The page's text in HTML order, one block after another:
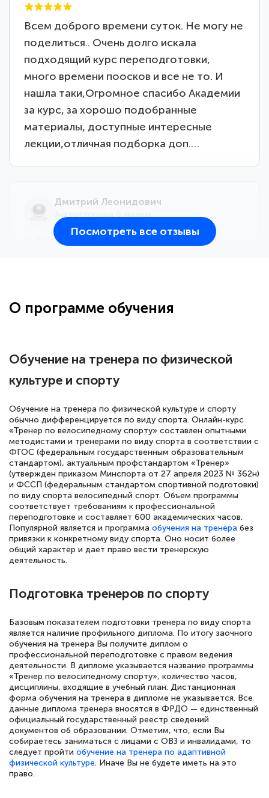
Всем доброго времени суток. Не могу не
поделиться.. Очень долго искала
подходящий курс переподготовки,
много времени поосков и все не то. И
нашла таки,Огромное спасибо Академии
за курс, за хорошо подобранные
материалы, доступные интересные
лекции,отличная подборка доп.…
Дмитрий Леонидович
большое количество методических
Знаток города 5 уровня
18 марта 2026
Выражаю благодарность за курс
повышения квалификации "Эксперт ЕГЭ по
русскому языку и литературе". Много
полезных материалов помогли
подготовиться к тестированию. Это
книги, методические рекомендации,
статьи. Времени на подготовку
аттестацию в школе. Спасибо!
Евгения Коротких
Знаток города 2 уровня
12 марта 2026
Спасибо большое Академии! Грамотное,
вежливое сопровождение! Всё чётко и
понятно! Проходила повышение
квалификации. Ещё раз - СПАСИБО!
Посмотреть все отзывы
О программе обучения
Обучение на тренера по физической
культуре и спорту
Обучение на тренера по физической культуре и спорту
обычно дифференцируется по виду спорта. Онлайн-курс
«Тренер по велосипедному спорту» составлен опытными
методистами и тренерами по виду спорта в соответствии с
ФГОС (федеральным государственным образовательным
стандартом), актуальным профстандартом «Тренер»
(утвержден приказом Минспорта от 27 апреля 2023 № 362н)
и ФССП (федеральным стандартом спортивной подготовки)
по виду спорта велосипедный спорт. Объем программы
соответствует требованиям к профессиональной
переподготовке и составляет 600 академических часов.
Популярной является и программа обучения на тренера без
привязки к конкретному виду спорта. Оно носит более
общий характер и дает право вести тренерскую
деятельность.
Подготовка тренеров по спорту
Базовым показателем подготовки тренера по виду спорта
является наличие профильного диплома. По итогу заочного
обучения на тренера Вы получите диплом о
профессиональной переподготовке с правом ведения
деятельности. В дипломе указывается название программы
«Тренер по велосипедному спорту», количество часов,
дисциплины, входящие в учебный план. Дистанционная
форма обучения на тренера в дипломе не указывается. Все
данные диплома тренера вносятся в ФРДО — единственный
официальный государственный реестр сведений
документов об образовании. Отметим, что, если Вы
собираетесь заниматься с лицами с ОВЗ и инвалидами, то
следует пройти обучение на тренера по адаптивной
физической культуре. Иначе Вы не будете иметь на это
право.